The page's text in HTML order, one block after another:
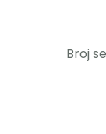
Broj